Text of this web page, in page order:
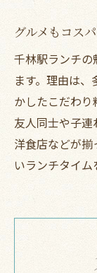
グルメもコス
千林駅ランチの
ます。理由は
かしたこだわり
友人同士や子
洋食店などが
いランチタイム